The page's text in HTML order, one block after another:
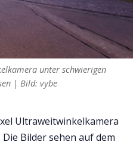
unter schwierigen
| Bild: vybe
Ultraweitwinkelkamera
Bilder sehen auf dem